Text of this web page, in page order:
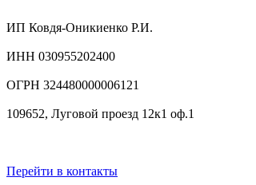
ИП Ковдя-Оникиенко Р.И.
ИНН 030955202400
ОГРН 324480000006121
109652, Луговой проезд 12к1 оф.1
Перейти в контакты